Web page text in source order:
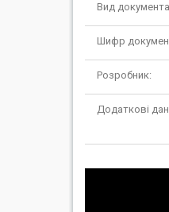
Вид
Шифр
Розробник:
Додаткові